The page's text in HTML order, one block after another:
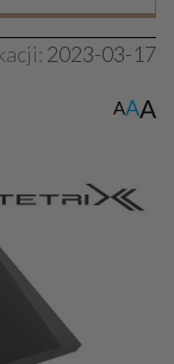
2023-03-17
AAA